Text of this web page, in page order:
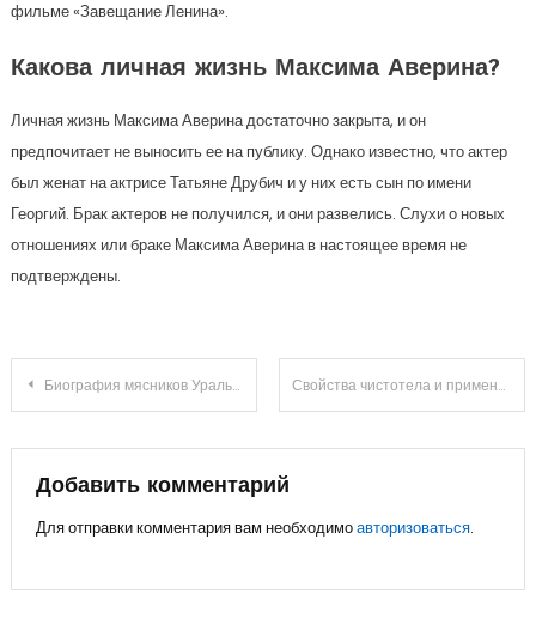
фильме «Завещание Ленина».
Какова личная жизнь Максима Аверина?
Личная жизнь Максима Аверина достаточно закрыта, и он
предпочитает не выносить ее на публику. Однако известно, что актер
был женат на актрисе Татьяне Друбич и у них есть сын по имени
Георгий. Брак актеров не получился, и они развелись. Слухи о новых
отношениях или браке Максима Аверина в настоящее время не
подтверждены.
Навигация
записям
Биография мясников Уральских пельменей — исторический путь к успеху и творческие вершины легендарной комедийной группы Свойства чистотела и применение для устранения шипицы
Добавить комментарий
Для отправки комментария вам необходимоавторизоваться.